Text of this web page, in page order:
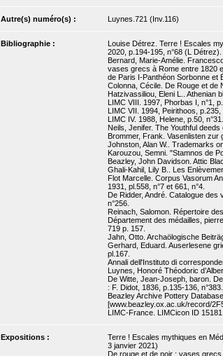
Autre(s) numéro(s) : Luynes.721 (Inv.116)
Bibliographie :
Louise Détrez. Terre ! Escales
2020, p.194-195, n°68 (L Détrez).
Bernard, Marie-Amélie.
vases grecs à Rome entre 1820
de Paris I-Panthéon Sorbonne et
Colonna, Cécile. De Rouge et de
Hatzivassiliou, Eleni L.. Athenian
LIMC VIII. 1997, Phorbas I, n°1,
LIMC VII. 1994, Peirithoos, p.235,
LIMC IV. 1988, Helene, p.50, n°31.
Neils, Jenifer. The Youthful
Brommer, Frank. Vasenlisten zur
Johnston, Alan W.. Trademarks
Karouzou, Semni. "Stamnos de
Beazley, John Davidson. Attic
Ghali-Kahil, Lily B.. Les
Flot Marcelle. Corpus Vasorum
1931, pl.558, n°7 et 661, n°4.
De Ridder, André. Catalogue des
n°256.
Reinach, Salomon. Répertoire
Département des médailles,
719 p. 157.
Jahn, Otto. Archaölogische
Gerhard, Eduard. Auserlesene
pl.167.
Annali dell'Instituto di
Luynes, Honoré Théodoric
De Witte, Jean-Joseph, baron.
: F. Didot, 1836, p.135-136, n°383.
Beazley Archive Pottery
[www.beazley.ox.ac.uk/record/
LIMC-France. LIMCicon ID
Expositions :
Terre ! Escales mythiques en
3 janvier 2021)
De rouge et de noir : vases